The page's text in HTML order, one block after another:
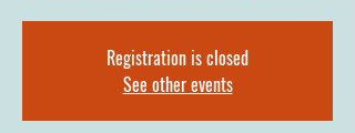
Registration is closed
See other events